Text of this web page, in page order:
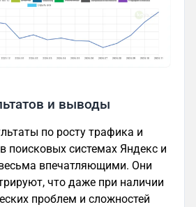
и выводы
по росту трафика и
поисковых системах Яндекс и
впечатляющими. Они
что даже при наличии
проблем и сложностей